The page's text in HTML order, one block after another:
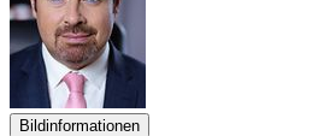
Bildinformationen